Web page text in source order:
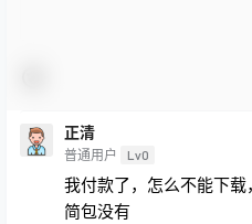
正清
普通用户 Lv0
我付款了，怎么不能下
简包没有